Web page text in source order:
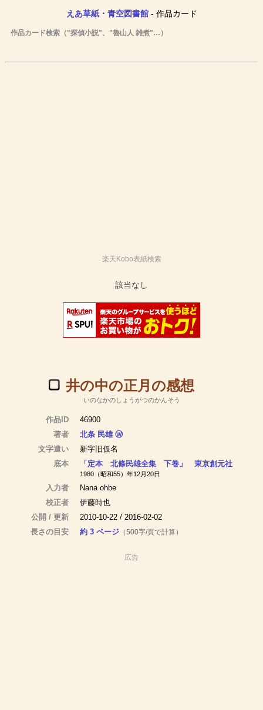
えあ草紙・青空図書館- 作品カード
作品カード検索（"探偵小説"、"魯山人 雑煮"…）
楽天Kobo表紙検索
井の中の正月の感想
いのなかのしょうがつのかんそう
作品ID
46900
著者
北条 民雄 Ⓦ
文字遣い
新字旧仮名
底本
「定本 北條民雄全集 下巻」 東京創元社
1980（昭和55）年12月20日
入力者
Nana ohbe
校正者
伊藤時也
公開 / 更新
2010-10-22 / 2016-02-02
長さの目安
約 3 ページ （500字/頁で計算）
広告